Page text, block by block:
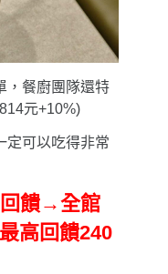
，餐廚團隊還特
元+10%)
定可以吃得非常
饋→全館
高回饋240